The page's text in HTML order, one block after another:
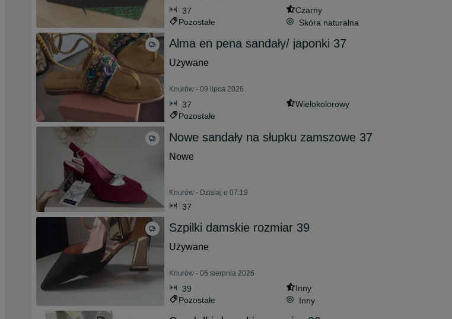
37
Czarny
Pozostałe
Skóra naturalna
Alma en pena sandały/ japonki 37
Używane
Knurów - 09 lipca 2026
37
Wielokolorowy
Pozostałe
Nowe sandały na słupku zamszowe 37
Nowe
Knurów - Dzisiaj o 07:19
37
Szpilki damskie rozmiar 39
Używane
Knurów - 06 sierpnia 2026
39
Inny
Pozostałe
Inny